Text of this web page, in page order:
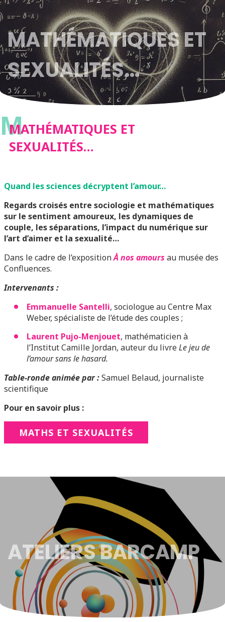
MATHÉMATIQUES ET
SEXUALITÉS…
M
MATHÉMATIQUES ET
SEXUALITÉS…
Quand les sciences décryptent l’amour…
Regards croisés entre sociologie et mathématiques
sur le sentiment amoureux, les dynamiques de
couple, les séparations, l’impact du numérique sur
l’art d’aimer et la sexualité…
Dans le cadre de l’expositionÀ nos amours au musée des
Confluences.
Intervenants :
Emmanuelle Santelli, sociologue au Centre Max
Weber, spécialiste de l’étude des couples ;
Laurent Pujo-Menjouet, mathématicien à
l’Institut Camille Jordan, auteur du livreLe jeu de
l’amour sans le hasard.
Table-ronde animée par :Samuel Belaud, journaliste
scientifique
Pour en savoir plus :
MATHS ET SEXUALITÉS
ATELIERS BARCAMP